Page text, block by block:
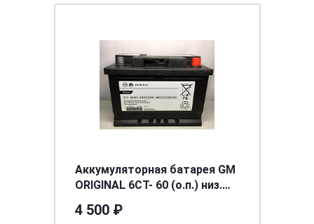
Аккумуляторная батарея GM
ORIGINAL 6СТ- 60 (о.п.) низ.
4 500 ₽